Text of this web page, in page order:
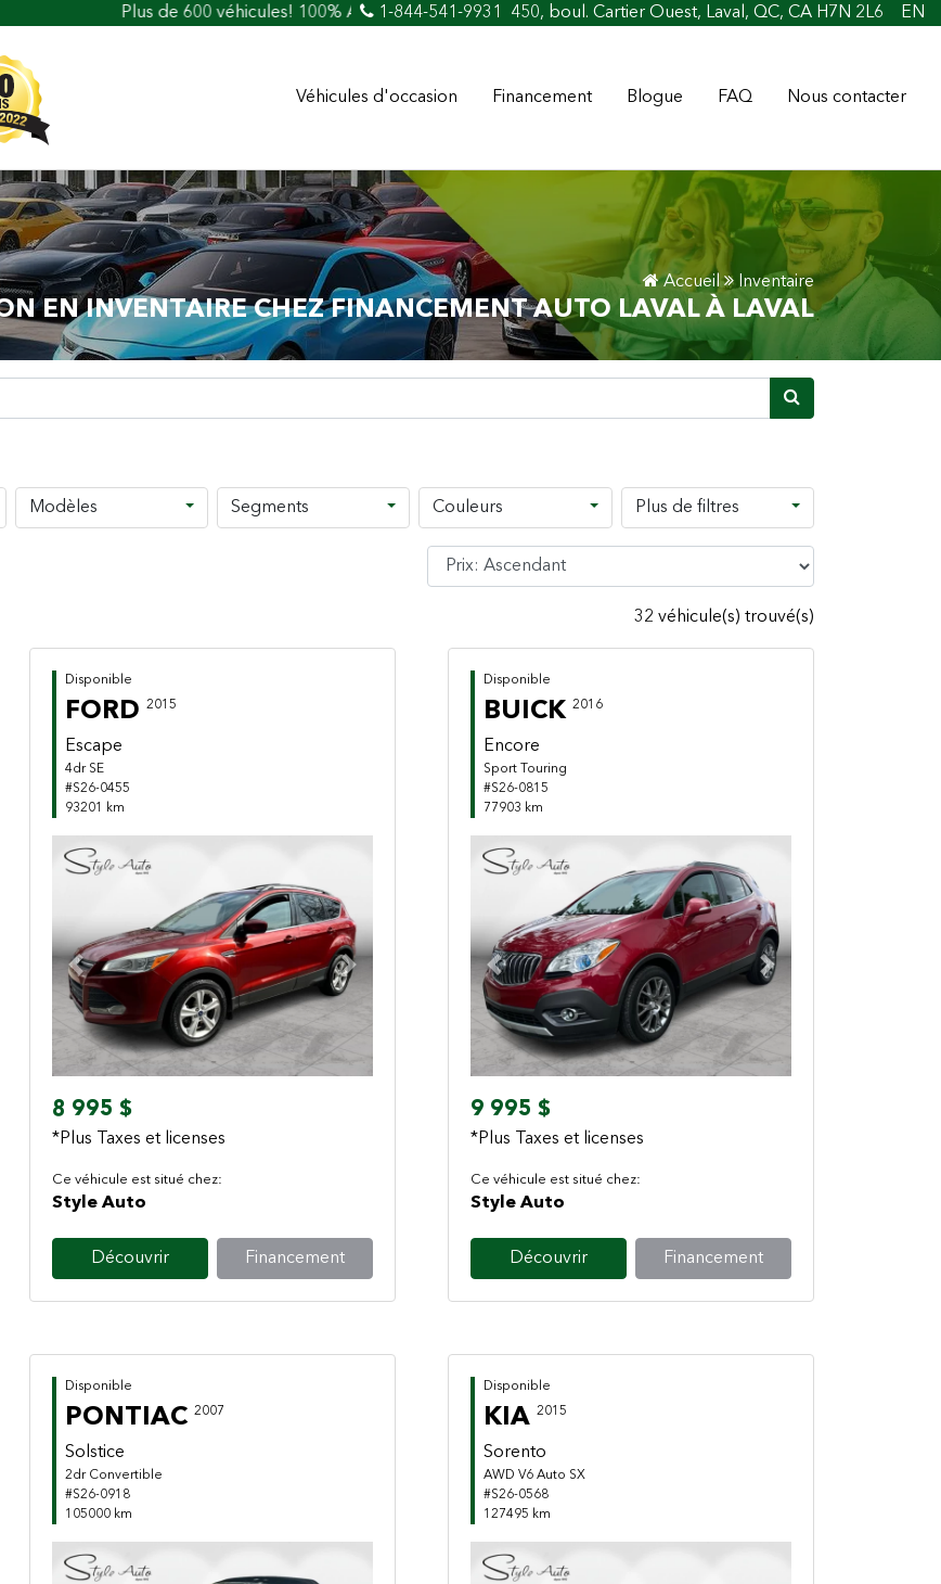
Plus de 600 véhicules! 100% Approuvé Prêt auto et crédit facile
1-844-541-9931 450, boul. Cartier Ouest, Laval, QC, CA H7N 2L6 EN
Véhicules d'occasion Financement Blogue FAQ Nous contacter
Accueil Inventaire
EN INVENTAIRE CHEZ FINANCEMENT AUTO LAVAL À LAVAL
Modèles Segments Couleurs Plus de filtres
32 véhicule(s) trouvé(s)
Disponible
FORD 2015
Escape
4dr SE
#S26-0455
93201 km
Previous Next
8 995 $
*Plus Taxes et licenses
Ce véhicule est situé chez:
Style Auto
Découvrir Financement
Disponible
BUICK 2016
Encore
Sport Touring
#S26-0815
77903 km
Previous Next
9 995 $
*Plus Taxes et licenses
Ce véhicule est situé chez:
Style Auto
Découvrir Financement
Disponible
PONTIAC 2007
Solstice
2dr Convertible
#S26-0918
105000 km
Disponible
KIA 2015
Sorento
AWD V6 Auto SX
#S26-0568
127495 km